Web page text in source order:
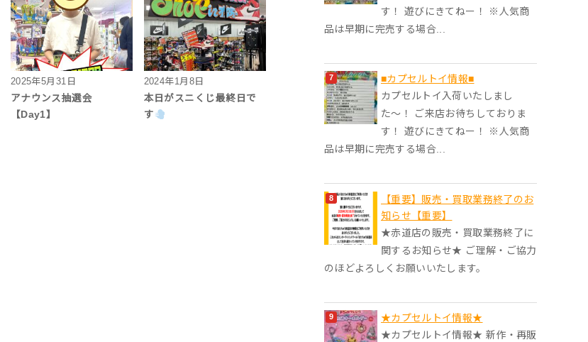
2025年5月31日
アナウンス抽選会
【Day1】
2024年1月8日
本日がスニくじ最終日で
す
す！ 遊びにきてねー！ ※人気商
品は早期に完売する場合...
■カプセルトイ情報■
カプセルトイ入荷いたしまし
た〜！ ご来店お待ちしておりま
す！ 遊びにきてねー！ ※人気商
品は早期に完売する場合...
【重要】販売・買取業務終了のお
知らせ【重要】
★赤道店の販売・買取業務終了に
関するお知らせ★ ご理解・ご協力
のほどよろしくお願いいたします。
★カプセルトイ情報★
★カプセルトイ情報★ 新作・再販